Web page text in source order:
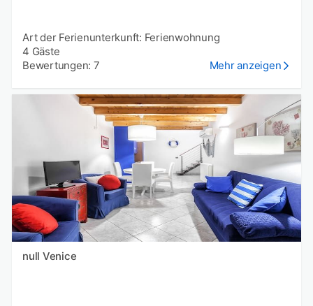
Art der Ferienunterkunft: Ferienwohnung
4 Gäste
Bewertungen: 7
Mehr anzeigen
null Venice